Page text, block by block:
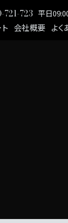
721-723 平日
会社概要 よく